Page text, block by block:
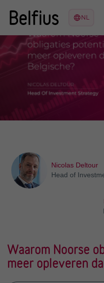
Nicolas Deltour
Head of
Waarom Noorse
meer opleveren